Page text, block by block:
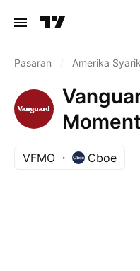
Pasaran Amerika
VFMO Cboe